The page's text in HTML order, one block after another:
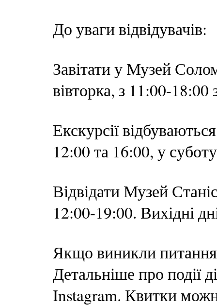
До уваги відвідувачів:
Завітати у Музей
вівторка, з 11:00-
Екскурсії
12:00 та 16:00, у
Відвідати Музей
12:00-19:00. Вихідні
Якщо виникли
Детальніше про події
Instagram. Квитки